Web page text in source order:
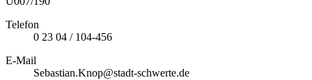
Telefon
0 23 04 / 104-456
E-Mail
Sebastian.Knop@stadt-schwerte.de